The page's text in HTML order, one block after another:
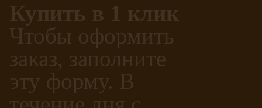
Купить в 1 клик
Чтобы оформить
заказ, заполните
эту форму. В